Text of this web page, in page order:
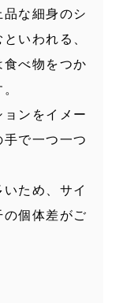
な細身のシ
いわれる、
べ物をつか
ンをイメー
で一つ一つ
ため、サイ
の個体差がご